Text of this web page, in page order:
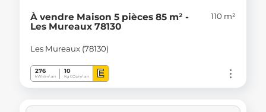
À vendre Maison 5 pièces 85 m² -
Les Mureaux 78130
110 m²
Les Mureaux (78130)
276
kWh/m².an
10
Kg CO2/m².an E